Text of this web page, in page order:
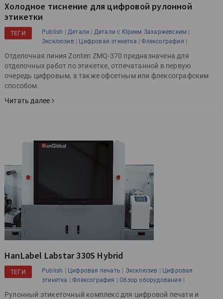
Холодное тиснение для цифровой рулонной
этикетки
ТЕГИ Publish |Детали | Детали с Юрием Захаржевским |
Эксклюзив | Цифровая этикетка |Флексография |
Отделочная линия Zonten ZMQ-370 предназначена для
отделочных работ по этикетке, отпечатанной в первую
очередь цифровым, а также офсетным или флексографским
способом.
Читать далее
HanLabel Labstar 330S Hybrid
ТЕГИ Publish | Цифровая печать | Эксклюзив | Цифровая
этикетка |Флексография |Обзор оборудования |
Рулонный этикеточный комплекс для цифровой печати и